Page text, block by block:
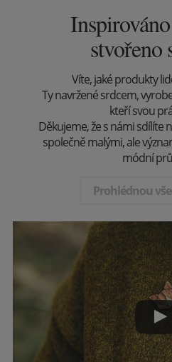
stvořeno
Víte, jaké produkty
Ty navržené srdcem,
kteří svou
Děkujeme, že s námi sdílíte
společně malými, ale
módní
Prohlédnou